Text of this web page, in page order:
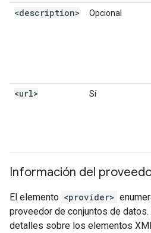
<description> Opcional
<url> Sí
Información del
El elemento <provider>
proveedor de conjuntos de
detalles sobre los elementos